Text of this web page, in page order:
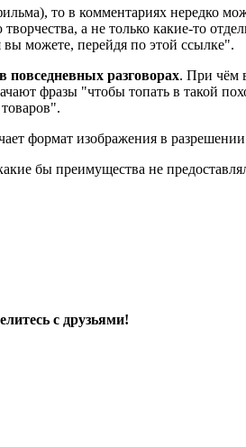
то в комментариях нередко
а не только какие-то
вы можете, перейдя по этой ссылке".
разговорах. При чём
фразы "чтобы топать в такой
формат изображения в
бы преимущества не
с друзьями!